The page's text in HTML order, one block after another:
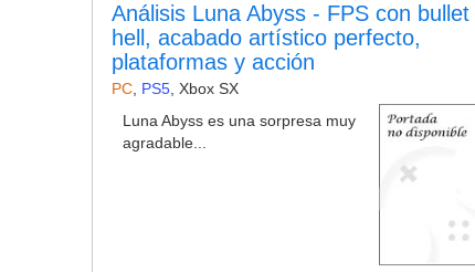
Análisis Luna Abyss - FPS con bullet
hell, acabado artístico perfecto,
plataformas y acción
PC PS5 ,Xbox SX
Luna Abyss es una sorpresa muy
agradable...